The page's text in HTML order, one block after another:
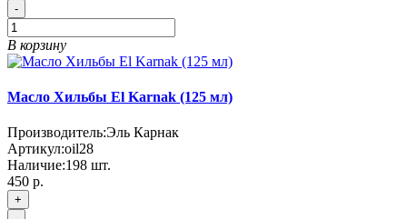
-
В корзину
Масло Хильбы El Karnak (125 мл)
Производитель:Эль Карнак
Артикул:oil28
Наличие:198 шт.
450 р.
+